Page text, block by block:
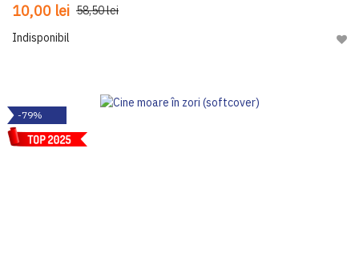
10,00 lei 58,50 lei
Indisponibil
-79%